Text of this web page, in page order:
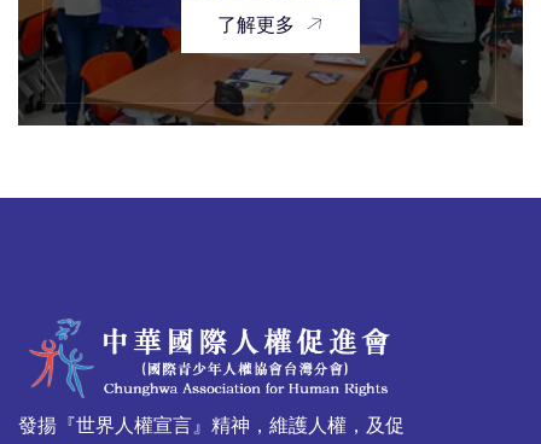
了解更多
發揚『世界人權宣言』精神，維護人權，及促